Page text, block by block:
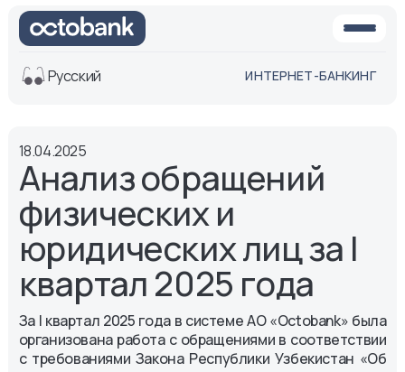
Обычная
версия
Черно-
белая
версия
Озвучить
Размер шрифта
Aa -
Aa
Aa +
Русский ИНТЕРНЕТ-БАНКИНГ
18.04.2025
Анализ обращений
физических и
юридических лиц за I
квартал 2025 года
За I квартал 2025 года в системе АО «Octobank» была
организована работа с обращениями в соответствии
с требованиями Закона Республики Узбекистан «Об